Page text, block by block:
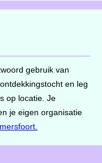
gebruik van
en leg
op locatie. Je
je eigen organisatie